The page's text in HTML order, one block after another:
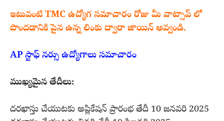
ఇటువంటి TMC ఉద్యోగ సమాచారం రోజు మీ వాట్సాప్ లో
పొందడానికి పైన ఉన్న లింకు ద్వారా జాయిన్ అవ్వండి.
AP స్టాఫ్ నర్సు ఉద్యోగాలు సమాచారం
ముఖ్యమైన తేదీలు:
దరఖాస్తు చేయుటకు అప్లికేషన్ ప్రారంభ తేదీ 10 జనవరి 2025